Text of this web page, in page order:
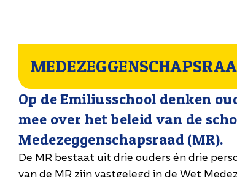
Op de Emiliusschool denken
mee over het beleid van de
Medezeggenschapsraad (MR).
De MR bestaat uit drie ouders én drie
van de MR zijn vastgelegd in de Wet